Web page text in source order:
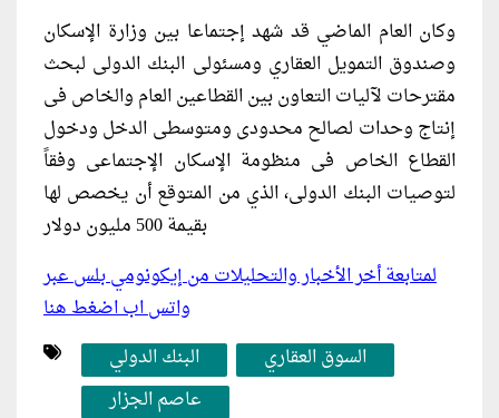
وكان العام الماضي قد شهد إجتماعا بين وزارة الإسكان
وصندوق التمويل العقاري ومسئولى البنك الدولى لبحث
مقترحات لآليات التعاون بين القطاعين العام والخاص فى
إنتاج وحدات لصالح محدودى ومتوسطى الدخل ودخول
القطاع الخاص فى منظومة الإسكان الإجتماعى وفقاً
لتوصيات البنك الدولى، الذي من المتوقع أن يخصص لها
بقيمة 500 مليون دولار
لمتابعة أخر الأخبار والتحليلات من إيكونومي بلس عبر
واتس اب اضغط هنا
البنك الدولي
السوق العقاري
عاصم الجزار